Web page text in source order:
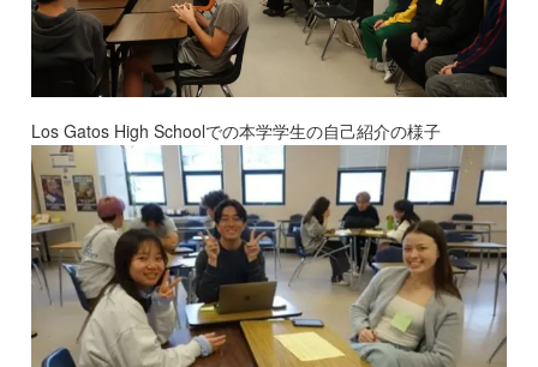
Los Gatos High Schoolでの本学学生の自己紹介の様子